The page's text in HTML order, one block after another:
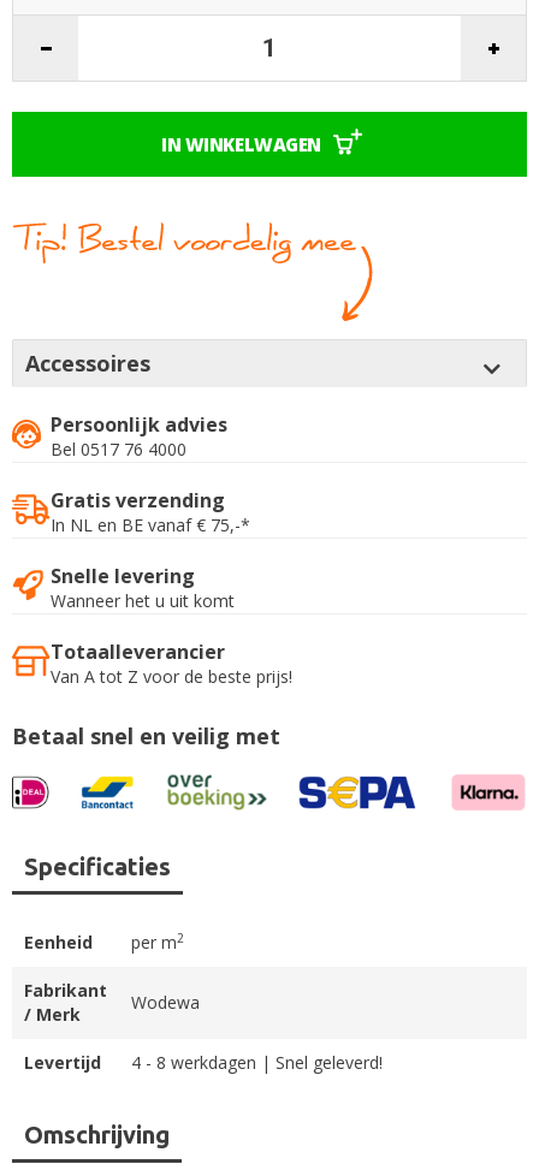
Accessoires
IN WINKELWAGEN
Persoonlijk advies
Bel 0517 76 4000
Gratis verzending
In NL en BE vanaf € 75,-*
Snelle levering
Wanneer het u uit komt
Totaalleverancier
Van A tot Z voor de beste prijs!
Betaal snel en veilig met
Omschrijving
Specificaties
Eenheid per m2
Fabrikant
/ Merk
Wodewa
Levertijd 4 - 8 werkdagen | Snel geleverd!